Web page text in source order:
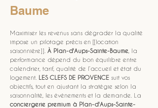
Baume
Maximiser les revenus sans dégrader la qualité
impose un pilotage précis en [[location
saisonnière]]. À Plan-d'Aups-Sainte-Baume , la
performance dépend du bon équilibre entre
calendrier, tarif, qualité de l’accueil et état du
logement. LES CLEFS DE PROVENCE suit vos
objectifs, tout en ajustant la stratégie selon la
saisonnalité, les événements et la demande. La
conciergerie premium à Plan-d'Aups-Sainte-